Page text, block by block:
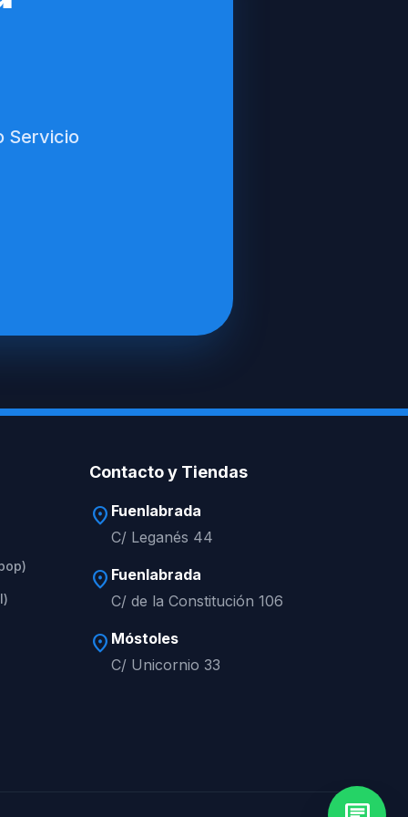
Servicio
Contacto y Tiendas
location_on Fuenlabrada
C/ Leganés 44
location_on Fuenlabrada
C/ de la Constitución 106
location_on Móstoles
C/ Unicornio 33